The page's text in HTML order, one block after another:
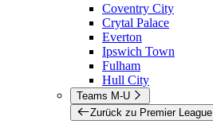
Coventry City
Crytal Palace
Everton
Ipswich Town
Fulham
Hull City
Teams M-U
Zurück zu Premier League